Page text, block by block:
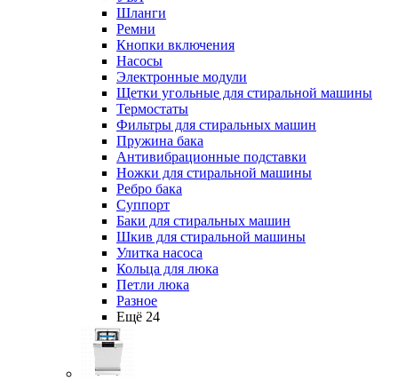
Шланги
Ремни
Кнопки включения
Насосы
Электронные модули
Щетки угольные для стиральной машины
Термостаты
Фильтры для стиральных машин
Пружина бака
Антивибрационные подставки
Ножки для стиральной машины
Ребро бака
Суппорт
Баки для стиральных машин
Шкив для стиральной машины
Улитка насоса
Кольца для люка
Петли люка
Разное
Ещё 24